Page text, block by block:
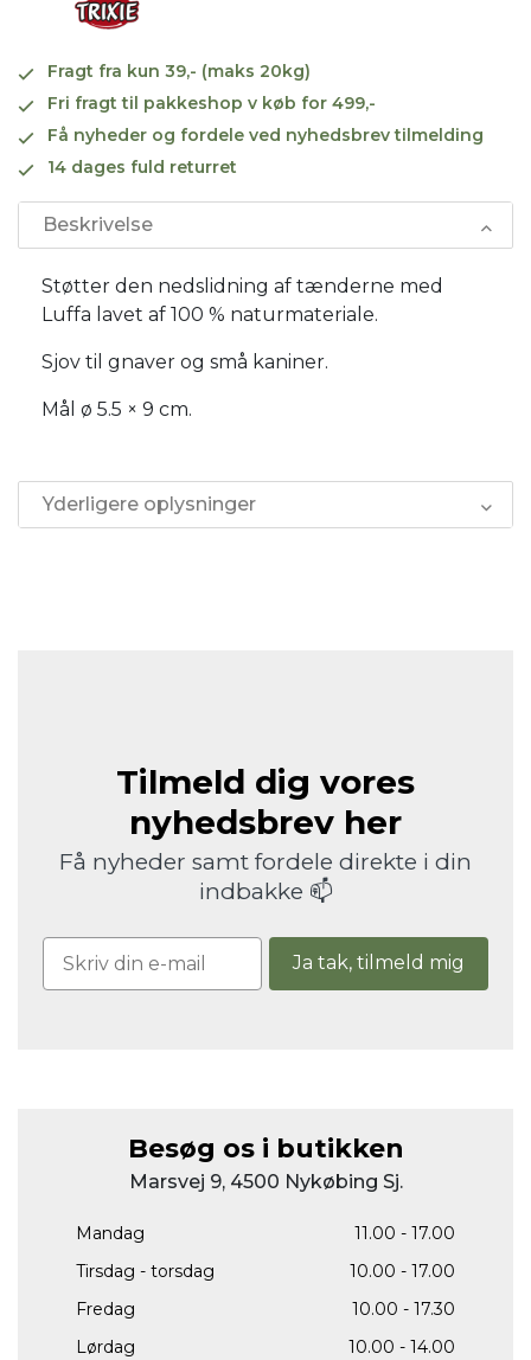
Fragt fra kun 39,- (maks 20kg)
Fri fragt til pakkeshop v køb for 499,-
Få nyheder og fordele ved nyhedsbrev tilmelding
14 dages fuld returret
Beskrivelse
Støtter den nedslidning af tænderne med
Luffa lavet af 100 % naturmateriale.
Sjov til gnaver og små kaniner.
Mål ø 5.5 × 9 cm.
Yderligere oplysninger
Tilmeld dig vores
nyhedsbrev her
Få nyheder samt fordele direkte i din
indbakke 📫
Ja tak, tilmeld mig
Besøg os i butikken
Marsvej 9, 4500 Nykøbing Sj.
Mandag
11.00 - 17.00
Tirsdag - torsdag
10.00 - 17.00
Fredag
10.00 - 17.30
Lørdag
10.00 - 14.00